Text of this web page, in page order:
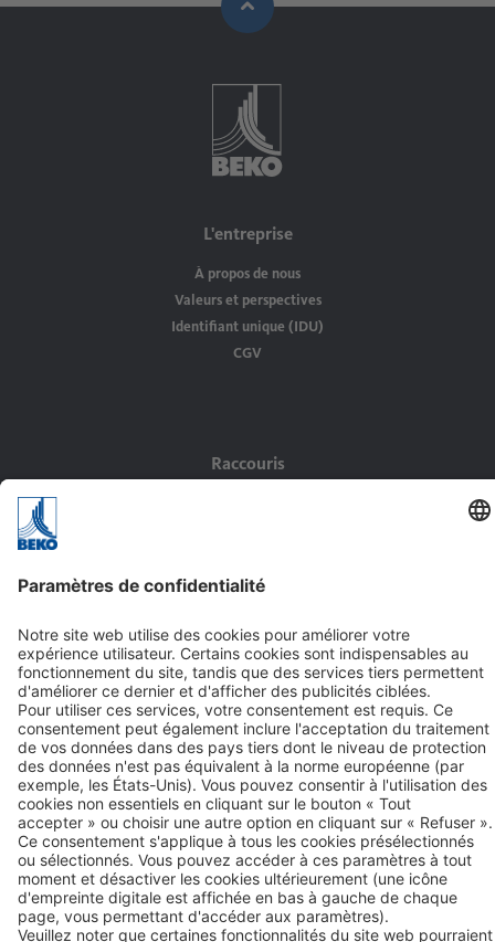
L'entreprise
À propos de nous
Valeurs et perspectives
Identifiant unique (IDU)
CGV
Raccouris
Service
Contact
BEKO TECHNOLOGIES SARL
Zone Industrielle
1, rue des Frères Rémy
BP 10816
F-57208 Sarreguemines Cedex
Tél. +33 387 28 38 00